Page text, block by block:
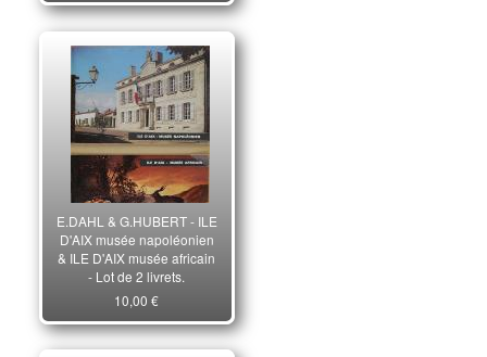
E.DAHL & G.HUBERT - ILE
D'AIX musée napoléonien
& ILE D'AIX musée africain
- Lot de 2 livrets.
10,00 €